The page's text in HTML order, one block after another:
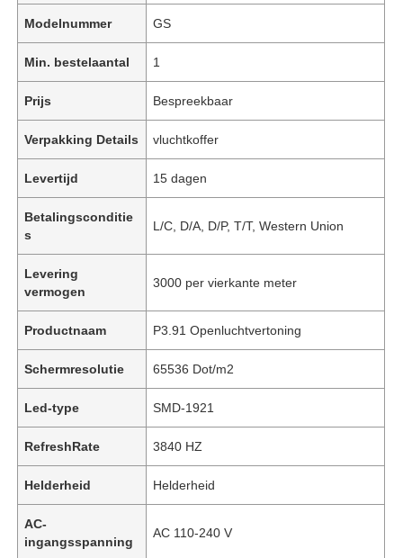
Modelnummer GS
Min. bestelaantal 1
Prijs Bespreekbaar
Verpakking Details vluchtkoffer
Levertijd 15 dagen
Betalingsconditie
s
L/C, D/A, D/P, T/T, Western Union
Levering
vermogen
3000 per vierkante meter
Productnaam P3.91 Openluchtvertoning
Schermresolutie 65536 Dot/m2
Led-type SMD-1921
RefreshRate 3840 HZ
Helderheid Helderheid
AC-
ingangsspanning
AC 110-240 V